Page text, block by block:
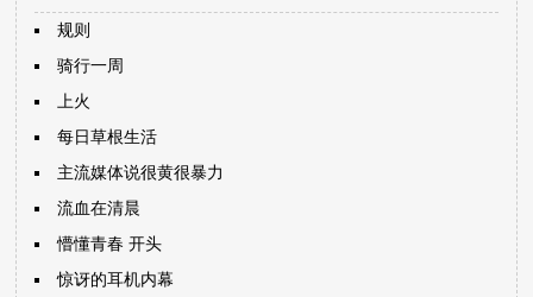
规则
骑行一周
上火
每日草根生活
主流媒体说很黄很暴力
流血在清晨
懵懂青春 开头
惊讶的耳机内幕